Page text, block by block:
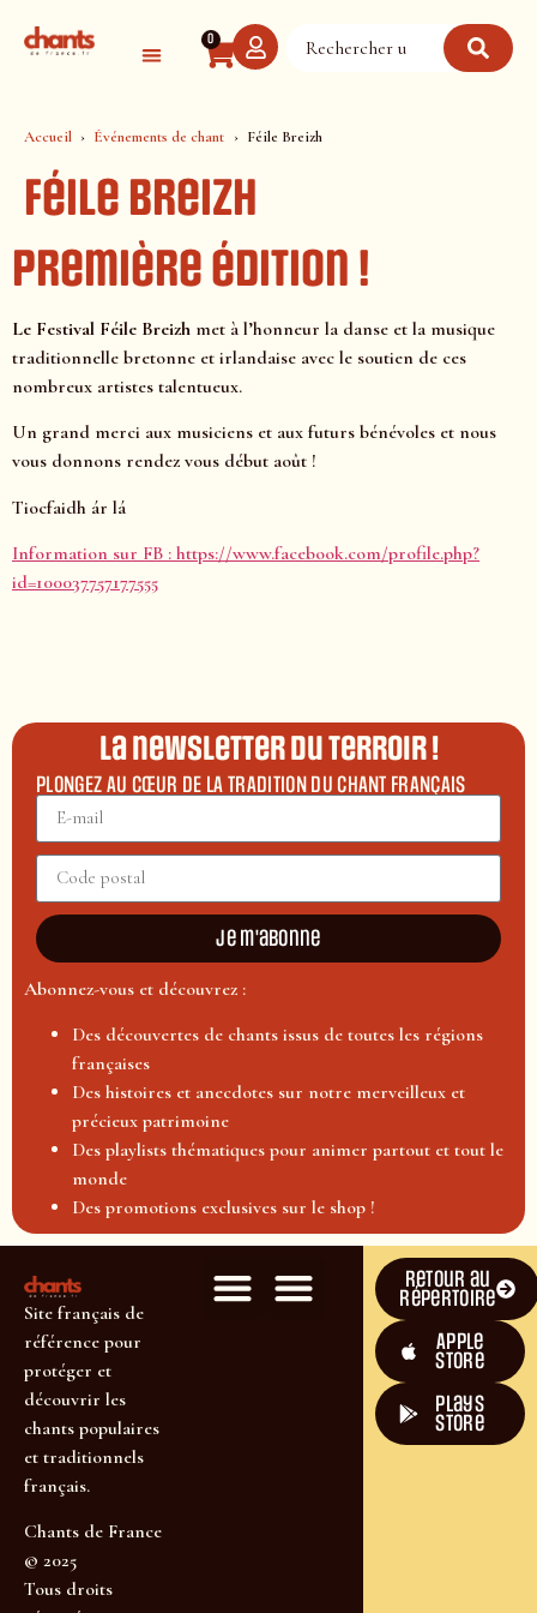
0
Accueil Événements de chant Féile Breizh
Féile Breizh
Première édition !
Le Festival Féile Breizh met à l’honneur la danse et la musique
traditionnelle bretonne et irlandaise avec le soutien de ces
nombreux artistes talentueux.
Un grand merci aux musiciens et aux futurs bénévoles et nous
vous donnons rendez vous début août !
Tiocfaidh ár lá
Information sur FB : https://www.facebook.com/profile.php?
id=100037757177555
La newsletter du terroir !
PLONGEZ AU CŒUR DE LA TRADITION DU CHANT FRANÇAIS
Je m'abonne
Abonnez-vous et découvrez :
Des découvertes de chants issus de toutes les régions
françaises
Des histoires et anecdotes sur notre merveilleux et
précieux patrimoine
Des playlists thématiques pour animer partout et tout le
monde
Des promotions exclusives sur le shop !
Site français de
référence pour
protéger et
découvrir les
chants populaires
et traditionnels
français.
Chants de France
© 2025
Tous droits
Retour au
répertoire
Apple
Store
plays
store